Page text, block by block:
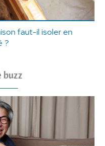
faut-il isoler en
?
buzz